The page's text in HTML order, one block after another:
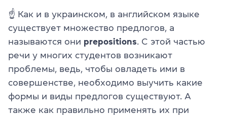
☝ Как и в украинском, в английском языке
существует множество предлогов, а
называются они prepositions . С этой частью
речи у многих студентов возникают
проблемы, ведь, чтобы овладеть ими в
совершенстве, необходимо выучить какие
формы и виды предлогов существуют. А
также как правильно применять их при